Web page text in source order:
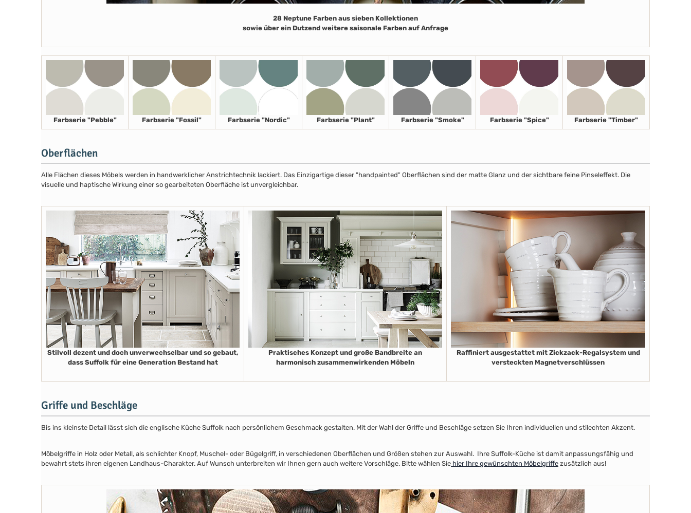
28 Neptune Farben aus sieben Kollektionen
sowie über ein Dutzend weitere saisonale Farben auf Anfrage
Farbserie "Pebble" Farbserie "Fossil" Farbserie "Nordic" Farbserie "Plant" Farbserie "Smoke" Farbserie "Spice" Farbserie "Timber"
Oberflächen
Alle Flächen dieses Möbels werden in handwerklicher Anstrichtechnik lackiert. Das Einzigartige dieser "handpainted" Oberflächen sind der matte Glanz und der sichtbare feine Pinseleffekt. Die
visuelle und haptische Wirkung einer so gearbeiteten Oberfläche ist unvergleichbar.
Stilvoll dezent und doch unverwechselbar und so gebaut,
dass Suffolk für eine Generation Bestand hat
Praktisches Konzept und große Bandbreite an
harmonisch zusammenwirkenden Möbeln
Raffiniert ausgestattet mit Zickzack-Regalsystem und
versteckten Magnetverschlüssen
Griffe und Beschläge
Bis ins kleinste Detail lässt sich die englische Küche Suffolk nach persönlichem Geschmack gestalten. Mit der Wahl der Griffe und Beschläge setzen Sie Ihren individuellen und stilechten Akzent.
Möbelgriffe in Holz oder Metall, als schlichter Knopf, Muschel- oder Bügelgriff, in verschiedenen Oberflächen und Größen stehen zur Auswahl. Ihre Suffolk-Küche ist damit anpassungsfähig und
bewahrt stets ihren eigenen Landhaus-Charakter. Auf Wunsch unterbreiten wir Ihnen gern auch weitere Vorschläge. Bitte wählen Sie hier Ihre gewünschten Möbelgriffe zusätzlich aus!